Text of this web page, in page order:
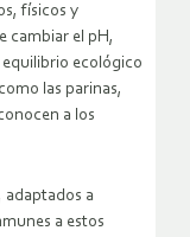
físicos y
cambiar el pH,
ecológico
las parinas,
a los
adaptados a
a estos